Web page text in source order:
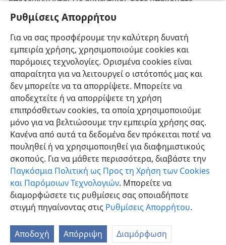
Ρυθμίσεις Απορρήτου
Για να σας προσφέρουμε την καλύτερη δυνατή
εμπειρία χρήσης, χρησιμοποιούμε cookies και
παρόμοιες τεχνολογίες. Ορισμένα cookies είναι
απαραίτητα για να λειτουργεί ο ιστότοπός μας και
δεν μπορείτε να τα απορρίψετε. Μπορείτε να
αποδεχτείτε ή να απορρίψετε τη χρήση
επιπρόσθετων cookies, τα οποία χρησιμοποιούμε
μόνο για να βελτιώσουμε την εμπειρία χρήσης σας.
Κανένα από αυτά τα δεδομένα δεν πρόκειται ποτέ να
πουληθεί ή να χρησιμοποιηθεί για διαφημιστικούς
σκοπούς. Για να μάθετε περισσότερα, διαβάστε την
Παγκόσμια Πολιτική ως Προς τη Χρήση των Cookies
και Παρόμοιων Τεχνολογιών. Μπορείτε να
διαμορφώσετε τις ρυθμίσεις σας οποιαδήποτε
στιγμή πηγαίνοντας στις Ρυθμίσεις Απορρήτου.
Αποδοχή Απόρριψη Διαμόρφωση
οπωσδήποτε στην προειδοποίησι του Κυρίου: «Μη
υπάγητε λοιπόν οπίσω αυτών.» Μάλλον, επιζητήστε
την ασφάλεια της αληθινής ποίμνης των προβάτων
του Θεού.
Ελληνική Κοινή Χρήση Προτιμήσεις
Copyright © 2026 Watch Tower Bible and Tract Society of Pennsylvania
Όροι Χρήσης Πολιτική Απορρήτου
Ρυθμίσεις Απορρήτου
JW.ORG
Σύνδεση